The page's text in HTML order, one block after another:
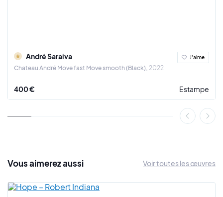
L'artiste est également reconnu pour son engagement
envers la créativité et l'expression artistique. Il continue
d'inspirer de jeunes artistes en participant à des projets
André Saraiva, alias Mr André, reste une figure emblématique
du monde du street art et de l'art contemporain en général.
capacité à fusionner l'art avec la culture populaire et à
icône de son époque. Ses œuvres continuent d'inspirer et de
André Saraiva
Chateau André Move fast Move smooth (Black) 2022
J'aime
400 € Estampe
Vousaimerezaussi Voir toutes les œuvres